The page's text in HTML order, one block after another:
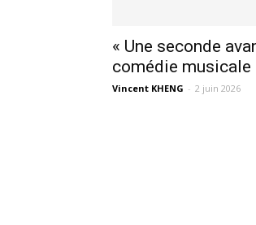
« Une seconde
comédie musicale
Vincent KHENG - 2 juin 2026